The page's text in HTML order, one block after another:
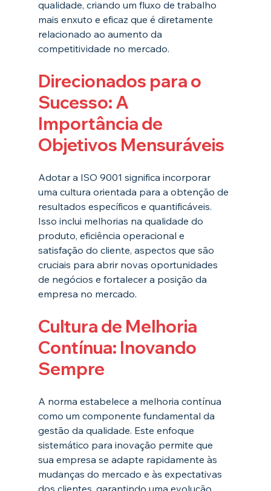
qualidade, criando um fluxo de trabalho
mais enxuto e eficaz que é diretamente
relacionado ao aumento da
competitividade no mercado.
Direcionados para o
Sucesso: A
Importância de
Objetivos Mensuráveis
Adotar a ISO 9001 significa incorporar
uma cultura orientada para a obtenção de
resultados específicos e quantificáveis.
Isso inclui melhorias na qualidade do
produto, eficiência operacional e
satisfação do cliente, aspectos que são
cruciais para abrir novas oportunidades
de negócios e fortalecer a posição da
empresa no mercado.
Cultura de Melhoria
Contínua: Inovando
Sempre
A norma estabelece a melhoria contínua
como um componente fundamental da
gestão da qualidade. Este enfoque
sistemático para inovação permite que
sua empresa se adapte rapidamente às
mudanças do mercado e às expectativas